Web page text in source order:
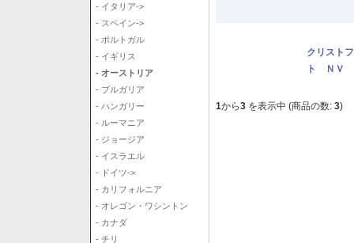
- イタリア->
- スペイン->
- ポルトガル
- イギリス
- オーストリア
- ブルガリア
- ハンガリー
- ルーマニア
- ジョージア
- イスラエル
- ドイツ->
- カリフォルニア
- オレゴン・ワシントン
- カナダ
- チリ
クリスト
ト ＮＶ
1から3 を表示中 (商品の数: 3)